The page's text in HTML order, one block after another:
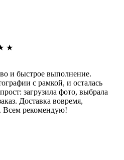
★
и быстрое выполнение.
с рамкой, и осталась
загрузила фото, выбрала
Доставка вовремя,
Всем рекомендую!